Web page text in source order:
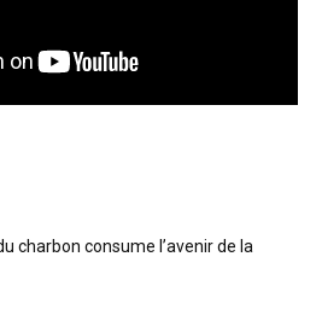
charbon consume l’avenir de la